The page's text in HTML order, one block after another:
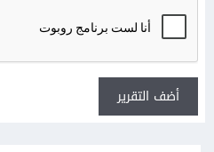
أضف التقرير